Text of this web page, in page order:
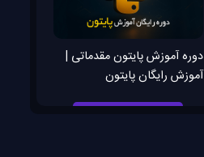
دوره آموزش پایتون مقدماتی |
آموزش رایگان پایتون